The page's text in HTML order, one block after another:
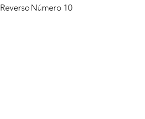
ReversoNúmero 10